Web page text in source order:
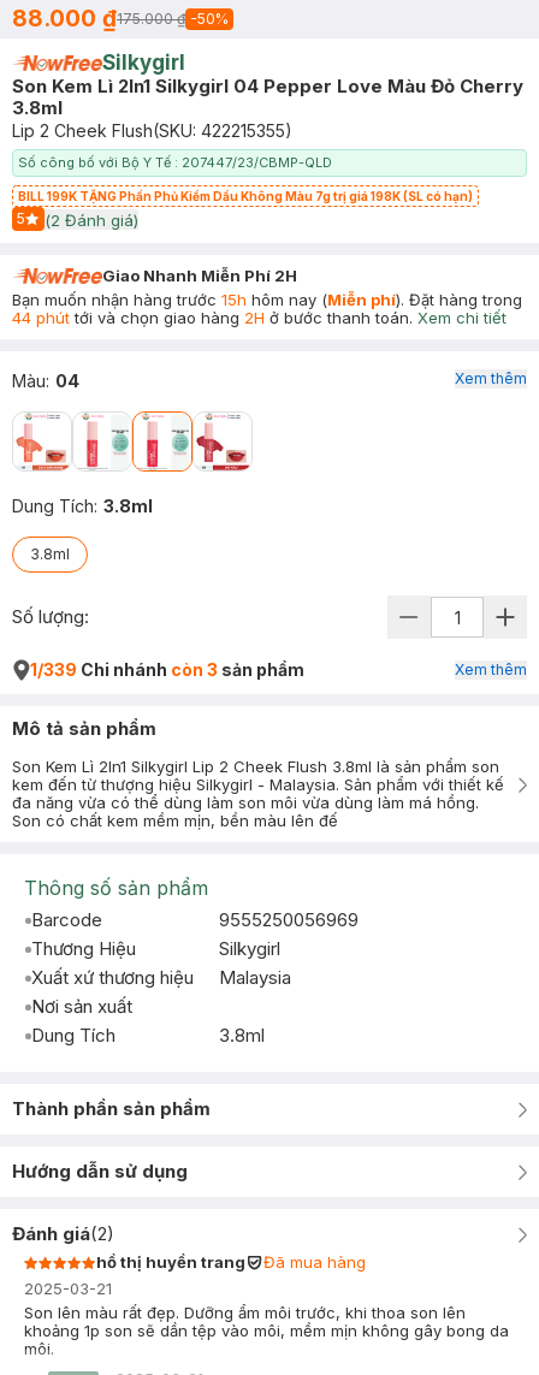
88.000 ₫175.000 ₫ -50%
Silkygirl
Son Kem Lì 2In1 Silkygirl 04 Pepper Love Màu Đỏ Cherry
3.8ml
Lip 2 Cheek Flush(SKU: 422215355)
Số công bố với Bộ Y Tế : 207447/23/CBMP-QLD
BILL 199K TẶNG Phấn Phủ Kiềm Dầu Không Màu 7g trị giá 198K (SL có hạn)
5
Start Icon
(2 Đánh giá)
Giao Nhanh Miễn Phí 2H
Bạn muốn nhận hàng trước 15h hôm nay (Miễn phí). Đặt hàng trong
44 phúttới và chọn giao hàng 2H ở bước thanh toán. Xem chi tiết
Màu: 04
Dung Tích: 3.8ml
3.8ml
Xem thêm
Số lượng:
1/339 Chi nhánh còn 3 sản phẩm Xem thêm
Mô tả sản phẩm
Son Kem Lì 2In1 Silkygirl Lip 2 Cheek Flush 3.8ml là sản phẩm son
kem đến từ thượng hiệu Silkygirl - Malaysia. Sản phẩm với thiết kế
đa năng vừa có thể dùng làm son môi vừa dùng làm má hồng.
Son có chất kem mềm mịn, bền màu lên đế
Thông số sản phẩm
Barcode
9555250056969
Thương Hiệu
Silkygirl
Xuất xứ thương hiệu
Malaysia
Nơi sản xuất
Dung Tích
3.8ml
Thành phần sản phẩm
Hướng dẫn sử dụng
Đánh giá(2)
hồ thị huyền trang
Đã mua hàng
2025-03-21
Son lên màu rất đẹp. Dưỡng ẩm môi trước, khi thoa son lên
khoảng 1p son sẽ dần tệp vào môi, mềm mịn không gây bong da
môi.